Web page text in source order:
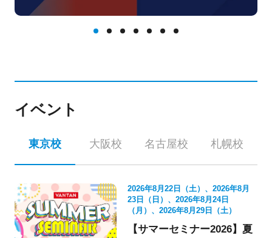
イベント
東京校 大阪校 名古屋校 札幌校
2026年8月22日（土）、2026年8月
23日（日）、2026年8月24日
（月）、2026年8月29日（土）
【サマーセミナー2026】夏